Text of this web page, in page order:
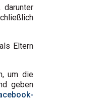
Eltern
um die
geben